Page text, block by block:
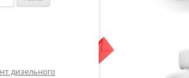
дизельного